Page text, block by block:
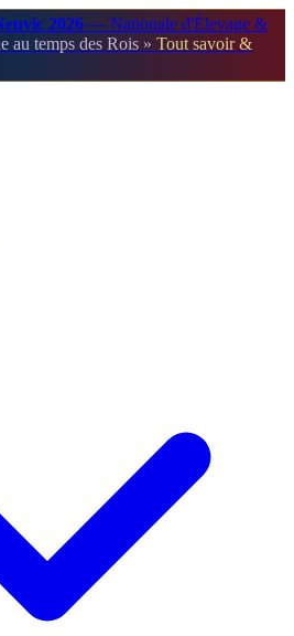
2026 — Nationale d'Élevage &
au temps des Rois » Tout savoir &